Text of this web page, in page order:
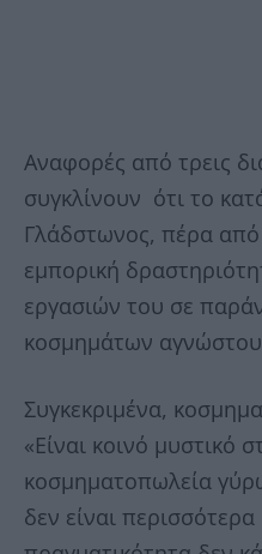
Αναφορές από τρεις
συγκλίνουν ότι το
Γλάδστωνος, πέρα
εμπορική
εργασιών του σε
κοσμημάτων
Συγκεκριμένα,
«Είναι κοινό μυστικό
κοσμηματοπωλεία
δεν είναι